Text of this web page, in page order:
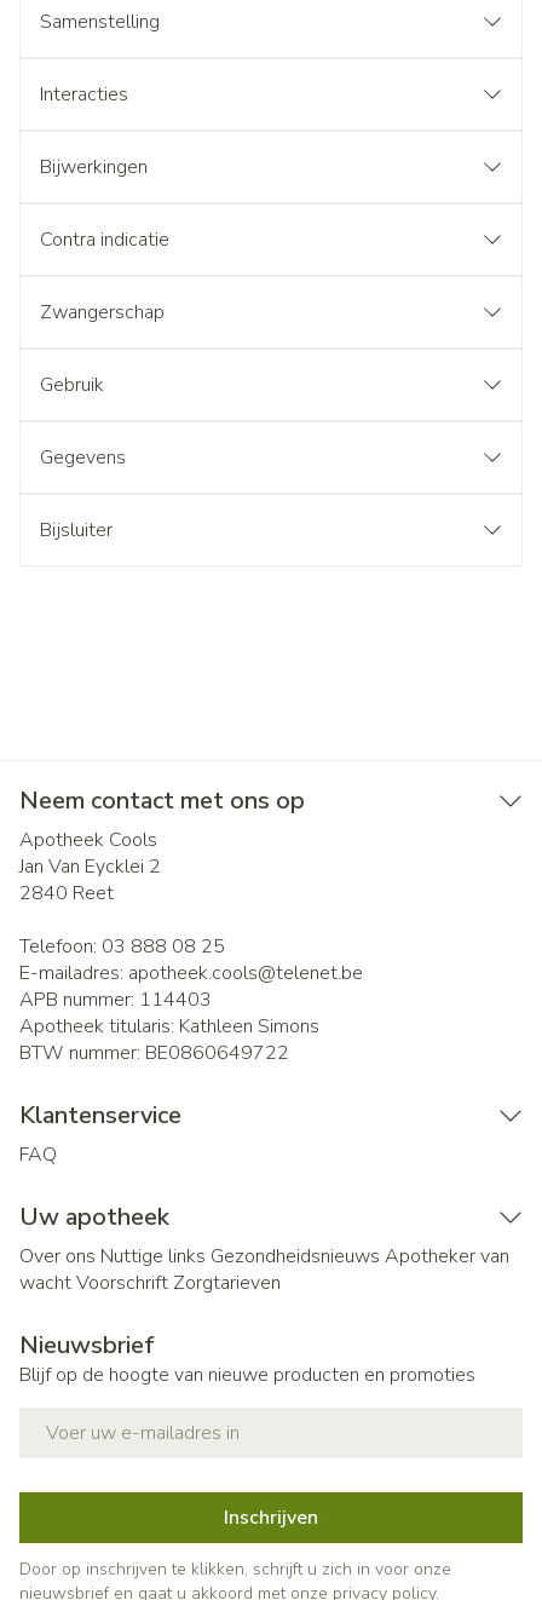
Samenstelling
Interacties
Bijwerkingen
Contra indicatie
Zwangerschap
Gebruik
Gegevens
Bijsluiter
Neem contact met ons op
Apotheek Cools
Jan Van Eycklei 2
2840 Reet
Telefoon: 03 888 08 25
E-mailadres: apotheek.cools@telenet.be
APB nummer: 114403
Apotheek titularis: Kathleen Simons
BTW nummer: BE0860649722
Klantenservice
FAQ
Uw apotheek
Over ons Nuttige links Gezondheidsnieuws Apotheker van
wachtVoorschrift Zorgtarieven
Nieuwsbrief
Blijf op de hoogte van nieuwe producten en promoties
Inschrijven
Door op inschrijven te klikken, schrijft u zich in voor onze
nieuwsbrief en gaat u akkoord met onze privacy policy.